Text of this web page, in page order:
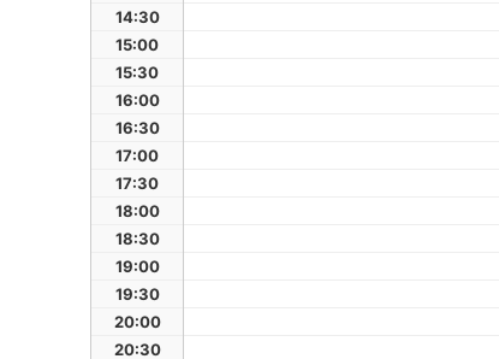
14:30
15:00
15:30
16:00
16:30
17:00
17:30
18:00
18:30
19:00
19:30
20:00
20:30